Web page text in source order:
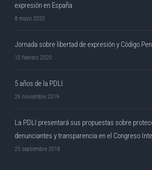
expresión en España
8 mayo 2020
Jornada sobre libertad de expresión y Código
10 febrero 2020
5 años de la PDLI
26 noviembre 2019
La PDLI presentará sus propuestas sobre
denunciantes y transparencia en el Congreso
25 septiembre 2018